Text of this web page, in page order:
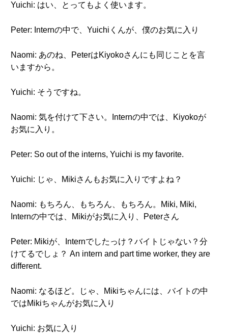
Yuichi: はい、とってもよく使います。
Peter: Internの中で、Yuichiくんが、僕のお気に入り
Naomi: あのね、PeterはKiyokoさんにも同じことを言
いますから。
Yuichi: そうですね。
Naomi: 気を付けて下さい。Internの中では、Kiyokoが
お気に入り。
Peter: So out of the interns, Yuichi is my favorite.
Yuichi: じゃ、Mikiさんもお気に入りですよね？
Naomi: もちろん、もちろん、もちろん。Miki, Miki,
Internの中では、Mikiがお気に入り、Peterさん
Peter: Mikiが、Internでしたっけ？バイトじゃない？分
けてるでしょ？ An intern and part time worker, they are
different.
Naomi: なるほど。じゃ、Mikiちゃんには、バイトの中
ではMikiちゃんがお気に入り
Yuichi: お気に入り